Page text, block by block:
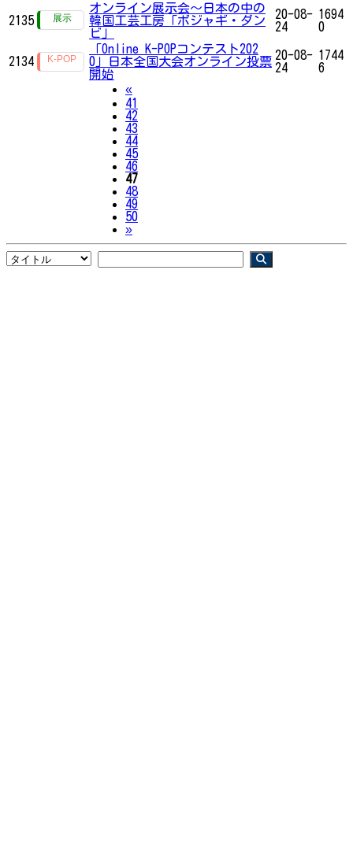
2135
オンライン展示会〜日本の中の
韓国工芸工房「ボジャギ・ダン
ビ」
20-08-
24
1694
0
2134
「Online K-POPコンテスト202
0」日本全国大会オンライン投票
開始
20-08-
24
1744
6
«Previous
41
42
43
44
45
46
47
48
49
50
»Next